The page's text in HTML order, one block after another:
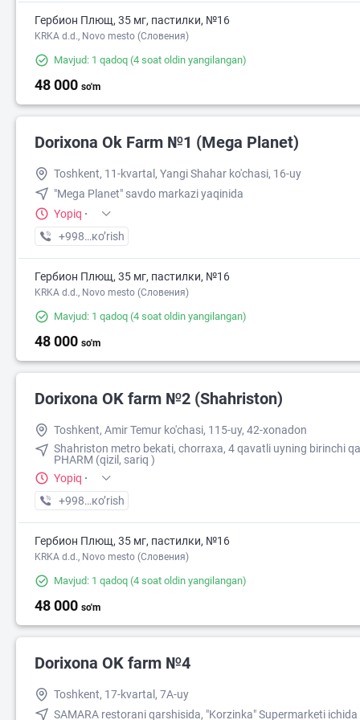
Гербион Плющ, 35 мг, пастилки, №16
KRKA d.d., Novo mesto (Словения)
Mavjud: 1 qadoq (4 soat oldin yangilangan)
48 000 so'm
Dorixona Ok Farm №1 (Mega Planet)
Toshkent, 11-kvartal, Yangi Shahar ko'chasi, 16-uy
"Mega Planet" savdo markazi yaqinida
Yopiq ·
+998 (90) XXX-XX-XX
кo’rish
Гербион Плющ, 35 мг, пастилки, №16
KRKA d.d., Novo mesto (Словения)
Mavjud: 1 qadoq (4 soat oldin yangilangan)
48 000 so'm
Dorixona ОK farm №2 (Shahriston)
Toshkent, Amir Temur ko'chasi, 115-uy, 42-xonadon
Shahriston metro bekati, chorraxa, 4 qavatli uyning birinchi
PHARM (qizil, sariq )
Yopiq ·
+998 (90) XXX-XX-XX
кo’rish
Гербион Плющ, 35 мг, пастилки, №16
KRKA d.d., Novo mesto (Словения)
Mavjud: 1 qadoq (4 soat oldin yangilangan)
48 000 so'm
Dorixona ОK farm №4
Toshkent, 17-kvartal, 7A-uy
SAMARA restorani qarshisida, "Korzinka" Supermarketi ichida